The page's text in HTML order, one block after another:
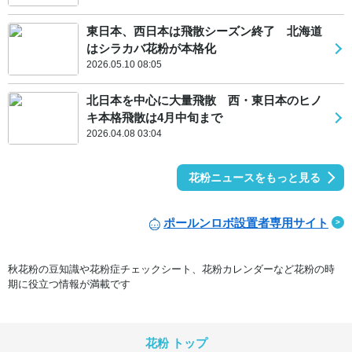
東日本、西日本は飛散シーズン終了 北海道
はシラカバ花粉が本格化
2026.05.10 08:05
北日本を中心に大量飛散 西・東日本のヒノ
キ本格飛散は4月中旬まで
2026.04.08 03:04
花粉ニュースをもっと見る
ポールンロボ設置者専用サイト
秋花粉の豆知識や花粉症チェックシート、花粉カレンダーなど花粉の時
期に役立つ情報が満載です
花粉 トップ